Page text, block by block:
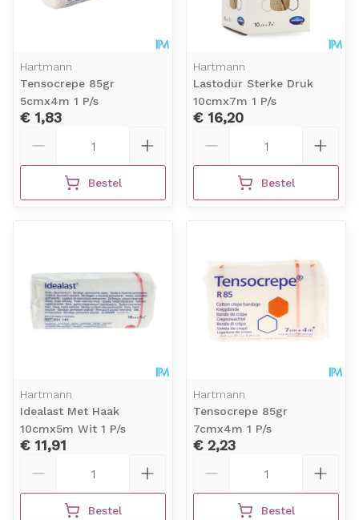
Hartmann
Tensocrepe 85gr
5cmx4m 1 P/s
€ 1,83
Bestel
Hartmann
Lastodur Sterke Druk
10cmx7m 1 P/s
€ 16,20
Bestel
Hartmann
Idealast Met Haak
10cmx5m Wit 1 P/s
€ 11,91
Bestel
Hartmann
Tensocrepe 85gr
7cmx4m 1 P/s
€ 2,23
Bestel